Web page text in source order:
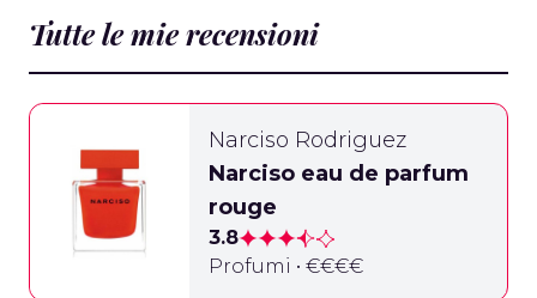
Tutte le mie recensioni
Narciso Rodriguez
Narciso eau de parfum
rouge
3.8
Profumi • €€€€